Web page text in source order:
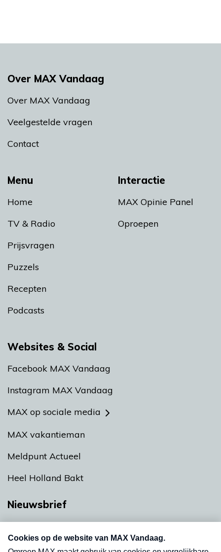
Menu
Home
TV & Radio
Prijsvragen
Puzzels
Recepten
Podcasts
Interactie
MAX Opinie Panel
Oproepen
Over MAX Vandaag
Over MAX Vandaag
Veelgestelde vragen
Contact
Websites & Social
Facebook MAX Vandaag
Instagram MAX Vandaag
MAX op sociale media
MAX vakantieman
Meldpunt Actueel
Heel Holland Bakt
Nieuwsbrief
nieuwsbrief. Elke vrijdag- en dinsdagochtend in
uw mailbox.